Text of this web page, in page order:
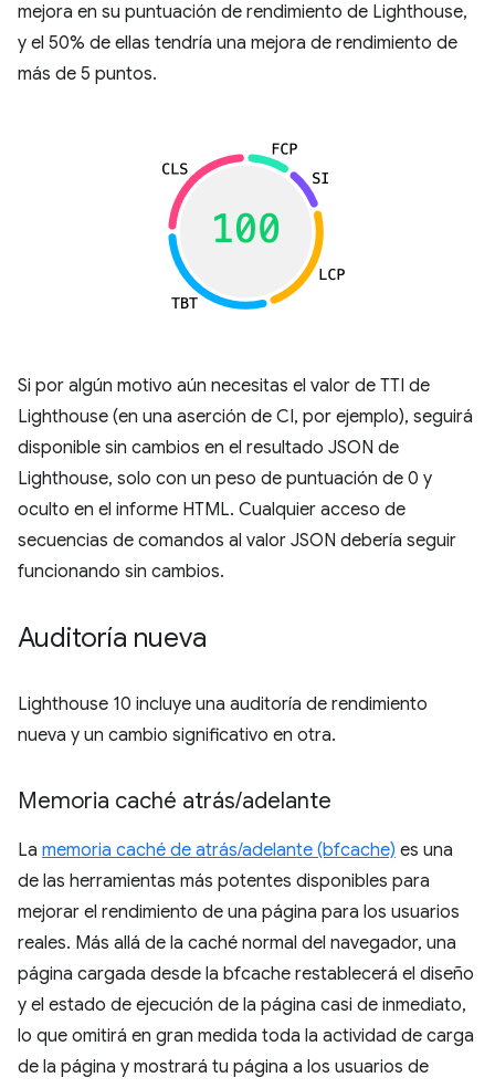
mejora en su puntuación de rendimiento de Lighthouse,
y el 50% de ellas tendría una mejora de rendimiento de
más de 5 puntos.
Si por algún motivo aún necesitas el valor de TTI de
Lighthouse (en una aserción de CI, por ejemplo), seguirá
disponible sin cambios en el resultado JSON de
Lighthouse, solo con un peso de puntuación de 0 y
oculto en el informe HTML. Cualquier acceso de
secuencias de comandos al valor JSON debería seguir
funcionando sin cambios.
Auditoría nueva
Lighthouse 10 incluye una auditoría de rendimiento
nueva y un cambio significativo en otra.
Memoria caché atrás/adelante
La memoria caché de atrás/adelante (bfcache) es una
de las herramientas más potentes disponibles para
mejorar el rendimiento de una página para los usuarios
reales. Más allá de la caché normal del navegador, una
página cargada desde la bfcache restablecerá el diseño
y el estado de ejecución de la página casi de inmediato,
lo que omitirá en gran medida toda la actividad de carga
de la página y mostrará tu página a los usuarios de